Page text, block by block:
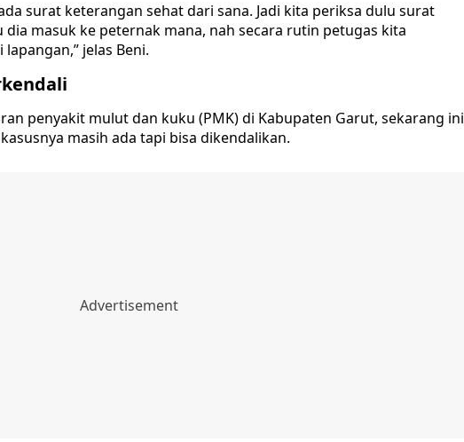
surat keterangan sehat dari sana. Jadi kita periksa dulu surat
dia masuk ke peternak mana, nah secara rutin petugas kita
jelas Beni.
penyakit mulut dan kuku (PMK) di Kabupaten Garut, sekarang ini
masih ada tapi bisa dikendalikan.